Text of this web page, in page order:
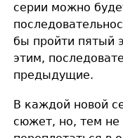
серии можно
бы пройти пятый
этим,
предыдущие.
В каждой новой
сюжет, но, тем не